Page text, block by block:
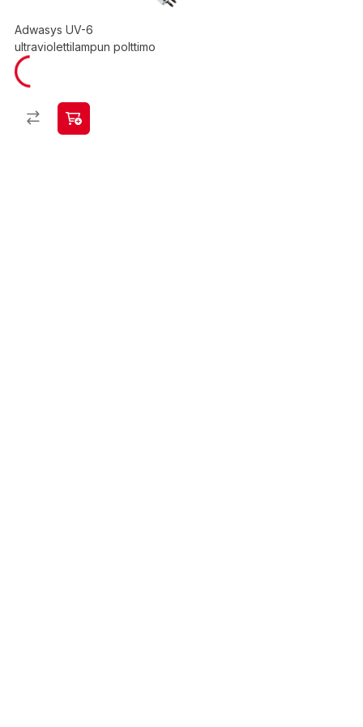
Adwasys UV-6
ultraviolettilampun polttimo